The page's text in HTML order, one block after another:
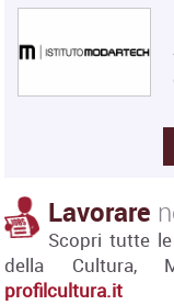
Lavorare
Scopri tutte
della Cultura,
profilcultura.it